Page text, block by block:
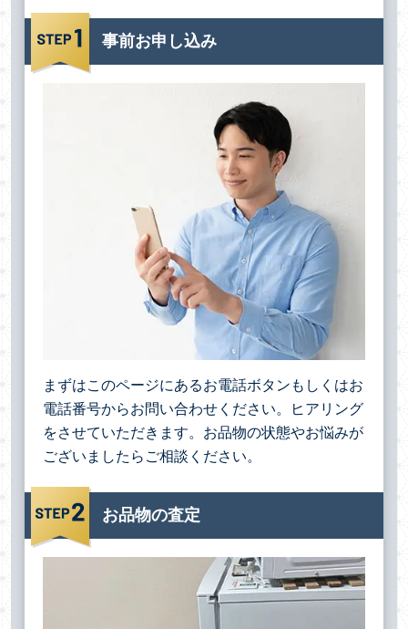
事前お申し込み
まずはこのページにあるお電話ボタンもしくはお
電話番号からお問い合わせください。ヒアリング
をさせていただきます。お品物の状態やお悩みが
ございましたらご相談ください。
お品物の査定